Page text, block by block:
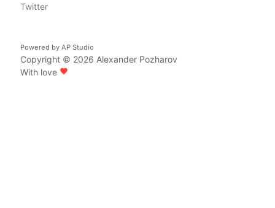
Twitter
Powered by AP Studio
Copyright © 2026 Alexander Pozharov
With love favorite